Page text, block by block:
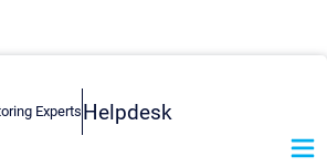
Helpdesk